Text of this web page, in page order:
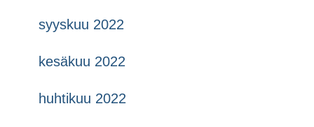
syyskuu 2022
kesäkuu 2022
huhtikuu 2022